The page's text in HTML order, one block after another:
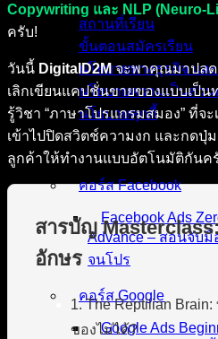
สถานที่เรียน
ขั้นตอนสมัครเรียน
นโยบายทางธุรกิจ แล
นโยบายความเป็นส่วน
นโยบายคุกกี้
คอร์สทั้งหมด
คอร์ส Facebook
Facebook Ads
Advance – สอนจับมื
จนโปร
คอร์ส Google
Google Ads
Copywriting และ NLP (Neuro-
ครับ!
วันนี้ DigitalD2Mจะพาคุณมาปลด
เลิกเขียนแคปชั่นขายของแบบเป็น
รู้วิชา “ภาษาโปรแกรมสมอง” ที่จ
เข้าไปปิดสวิตช์ความงก และกดปุ่
ลูกค้าให้ทำงานแบบอัตโนมัติกันค
สารบัญ
อักษร
1. The Reptilian Brain:
ของไม่ได้?